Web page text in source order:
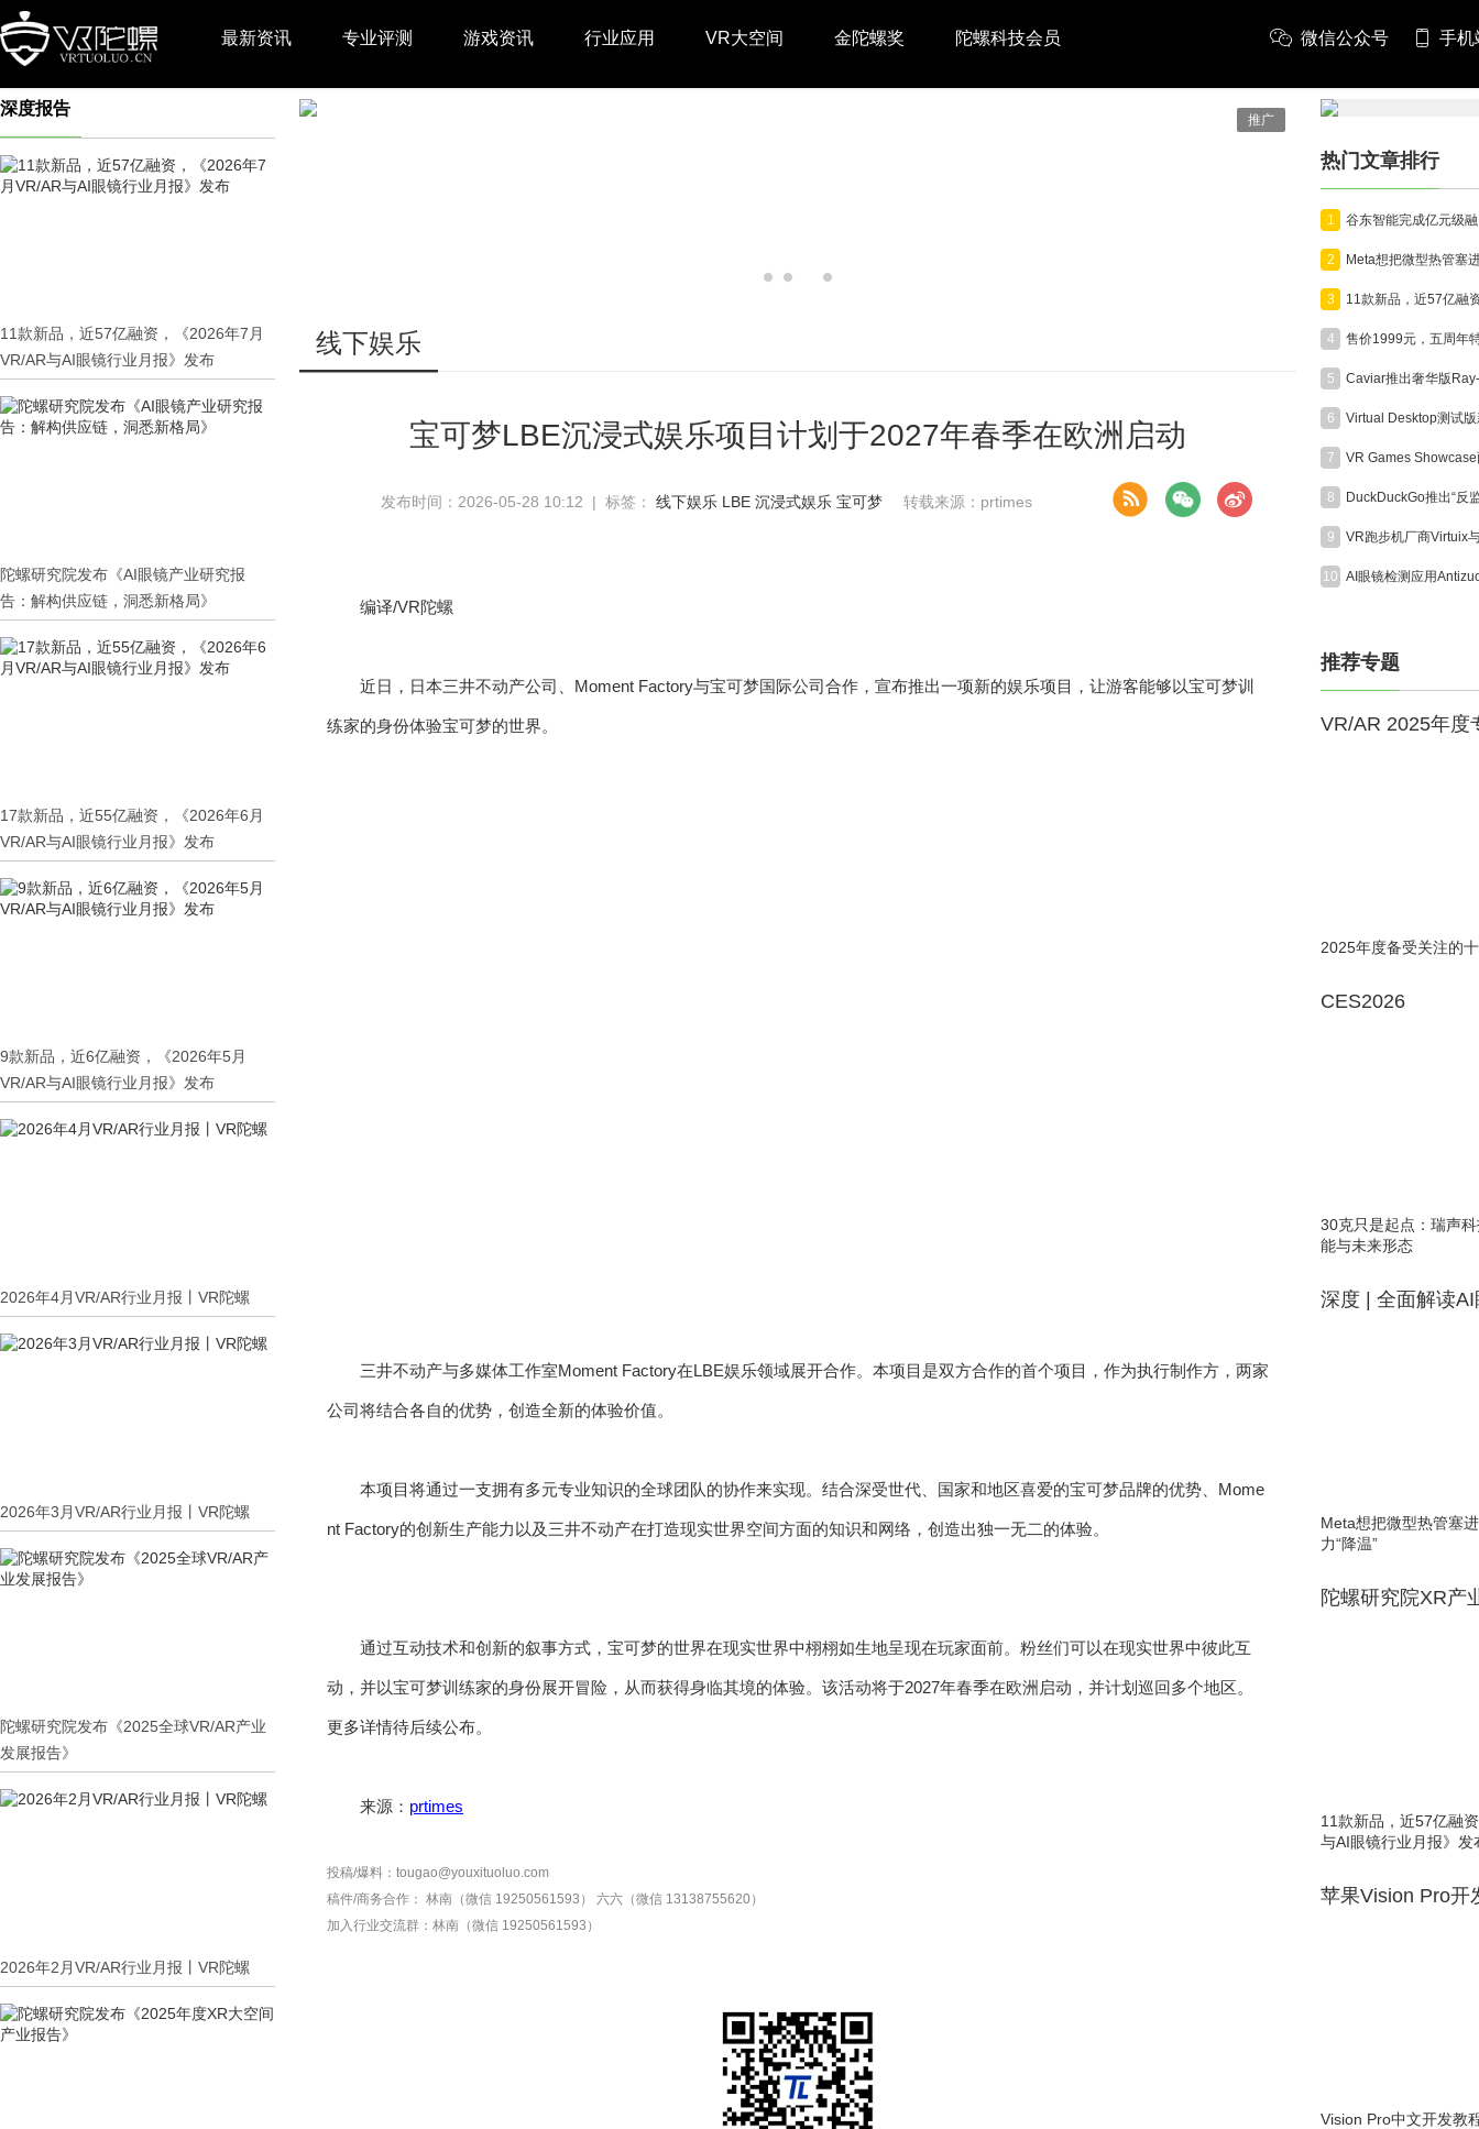
最新资讯 专业评测 游戏资讯 行业应用 VR大空间 金陀螺奖 陀螺科技会员 微信公众号 手机
深度报告
11款新品，近57亿融资，《2026年7月
VR/AR与AI眼镜行业月报》发布
陀螺研究院发布《AI眼镜产业研究报
告：解构供应链，洞悉新格局》
17款新品，近55亿融资，《2026年6月
VR/AR与AI眼镜行业月报》发布
9款新品，近6亿融资，《2026年5月
VR/AR与AI眼镜行业月报》发布
2026年4月VR/AR行业月报丨VR陀螺
2026年3月VR/AR行业月报丨VR陀螺
陀螺研究院发布《2025全球VR/AR产业
发展报告》
2026年2月VR/AR行业月报丨VR陀螺
推广
线下娱乐
宝可梦LBE沉浸式娱乐项目计划于2027年春季在欧洲启动
发布时间：2026-05-28 10:12 | 标签： 线下娱乐 LBE 沉浸式娱乐 宝可梦 转载来源：prtimes
编译/VR陀螺
近日，日本三井不动产公司、Moment Factory与宝可梦国际公司合作，宣布推出一项新的娱乐项目，让游客能够以宝可梦训
练家的身份体验宝可梦的世界。
三井不动产与多媒体工作室Moment Factory在LBE娱乐领域展开合作。本项目是双方合作的首个项目，作为执行制作方，两家
公司将结合各自的优势，创造全新的体验价值。
本项目将通过一支拥有多元专业知识的全球团队的协作来实现。结合深受世代、国家和地区喜爱的宝可梦品牌的优势、Mome
nt Factory的创新生产能力以及三井不动产在打造现实世界空间方面的知识和网络，创造出独一无二的体验。
通过互动技术和创新的叙事方式，宝可梦的世界在现实世界中栩栩如生地呈现在玩家面前。粉丝们可以在现实世界中彼此互
动，并以宝可梦训练家的身份展开冒险，从而获得身临其境的体验。该活动将于2027年春季在欧洲启动，并计划巡回多个地区。
更多详情待后续公布。
来源： prtimes
投稿/爆料：tougao@youxituoluo.com
稿件/商务合作： 林南（微信 19250561593）
六六（微信 13138755620）
加入行业交流群： 林南（微信 19250561593）
热门文章排行
1
2
3
4
5
6
7
8
9
10
推荐专题
VR/AR 2025年度
2025年度备受关注的
CES2026
30克只是起点：瑞声
能与未来形态
深度 | 全面解读AI
Meta想把微型热管塞
力“降温”
陀螺研究院XR产
11款新品，近57亿融
与AI眼镜行业月报》发
苹果Vision Pro开
Vision Pro中文开发教